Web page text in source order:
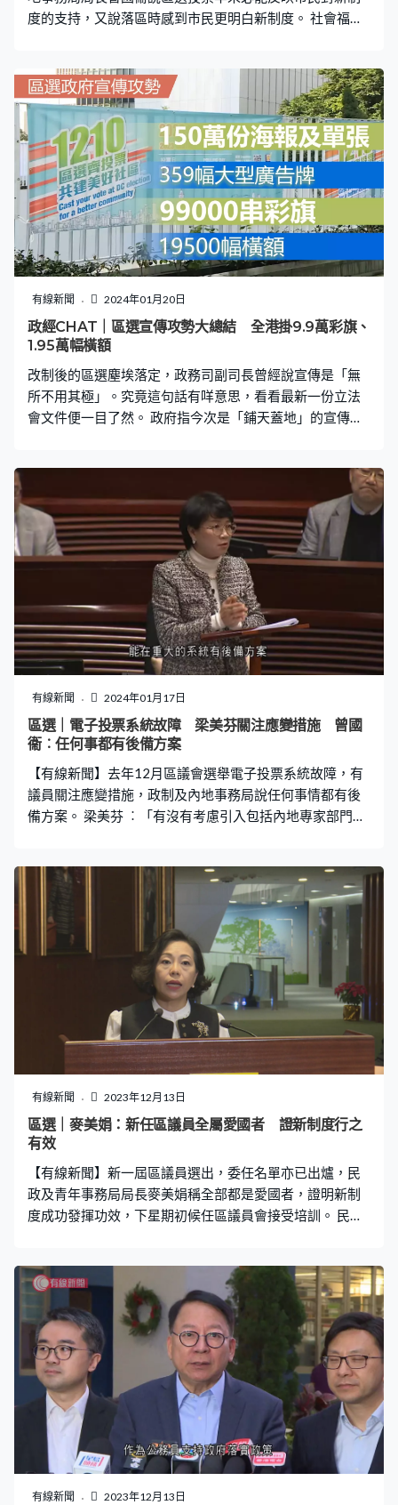
度的支持，又說落區時感到市民更明白新制度。 社會福利
估成本效益。」 政制及內地事務局局長曾國衞：「做好工
作我們義不容辭、責無旁貸，大家知道投票率受多方面因
素影響，很多先進國家或城市舉行選舉時亦不見得投票率
事必很高，有些甚至比我們更低的大有地方在，不能以此
就說該地方的民主或選舉成份做得不好。」
有線新聞 2024年01月20日
政經CHAT｜區選宣傳攻勢大總結 全港掛9.9萬彩旗、
1.95萬幅橫額
改制後的區選塵埃落定，政務司副司長曾經說宣傳是「無
所不用其極」。究竟這句話有咩意思，看看最新一份立法
會文件便一目了然。 政府指今次是「鋪天蓋地」的宣傳，
區多處懸掛近99000串彩旗、接近19 500幅橫額；而社交
媒體的電子宣傳，曝光密度達每天120萬次，總數超過
3800萬次。 文件提到今次採用了嶄新和「接地氣」的手
法，譬如擺設「區選夜繽紛」攤位。選前一日又舉辦大匯
演、煙火及無人機表演，「將社會對選舉的關注度和氣氛
推至最高」。至於選舉當日派發心意謝卡 ，以及設立打卡
位，就認為是「深受市民歡迎」又稱商界及民間團體和機
構亦紛紛自發響應宣傳，營造選舉氛圍。 字裡行間顯示
出，添馬艦中人對今次的宣傳規模、動員力等都相當滿
意，形容輿論效果顯著、備受媒體廣泛報導，大大提高社
會對區選的關心程度。不過，文件就無交代到這場效果理
想的宣傳活動，究竟花了幾多納稅人的金錢。 至於日後選
舉會否繼續大規模宣傳？政府說會總結今次成功經驗，持
陳出新，加入創新元素，令宣
有線新聞 2024年01月17日
區選｜電子投票系統故障 梁美芬關注應變措施 曾國
衞︰任何事都有後備方案
【有線新聞】去年12月區議會選舉電子投票系統故障，有
議員關注應變措施，政制及內地事務局說任何事情都有後
備方案。 梁美芬 ︰「有沒有考慮引入包括內地專家部門，
案，如果說上次區議會選舉安排上的確電腦出現故障，我
們隨即啟動後備，所謂紙本的投票安排。日後在這方面我
們會進一步加強同事培訓，以至預演安排，盡量令一旦假
設、萬一出現這種情況，要採用後備預案，時間會縮到最
少，對市民的影響減到最低。」
有線新聞 2023年12月13日
區選｜麥美娟：新任區議員全屬愛國者 證新制度行之
有效
【有線新聞】新一屆區議員選出，委任名單亦已出爐，民
政及青年事務局局長麥美娟稱全部都是愛國者，證明新制
度成功發揮功效，下星期初候任區議員會接受培訓。 民政
個界別都是百分之三十多，看見分布都是平均。這個跟我
們一直以來、我們希望區議會，三會大家一起有機的結
合，服務我們的社區。其實一直我們在社區，從來都是這
個做法，目的是希望不同界別的人士一家來自不同委員
會，他們可以形成合力服務我們的市民。」
有線新聞 2023年12月13日